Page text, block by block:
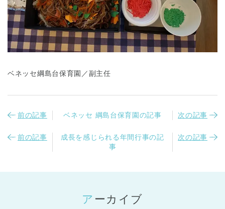
ベネッセ綱島台保育園／副主任
前の記事 ベネッセ 綱島台保育園の記事 次の記事
前の記事
成長を感じられる年間行事の記
事
次の記事
アーカイブ